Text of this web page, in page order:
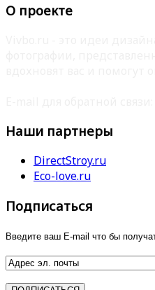
О проекте
Наши партнеры
DirectStroy.ru
Eco-love.ru
Подписаться
Введите ваш E-mail что бы